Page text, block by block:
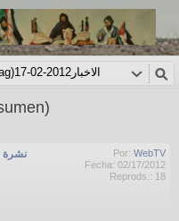
Por: WebTV
Fecha: 02/17/2012
Reprods.: 18
نشرة